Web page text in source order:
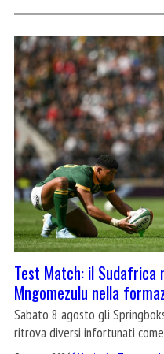
Test Match: il Sudafrica
Mngomezulu nella
Sabato 8 agosto gli
ritrova diversi infortunati